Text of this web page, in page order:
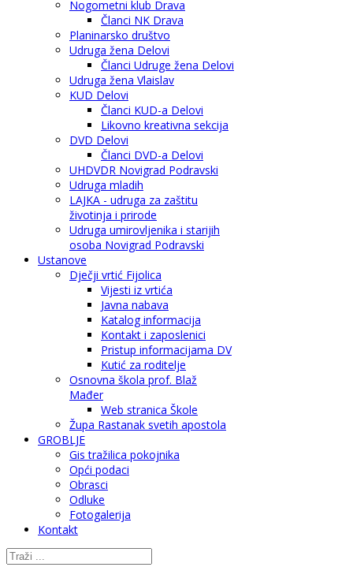
Nogometni klub Drava
Članci NK Drava
Planinarsko društvo
Udruga žena Delovi
Članci Udruge žena Delovi
Udruga žena Vlaislav
KUD Delovi
Članci KUD-a Delovi
Likovno kreativna sekcija
DVD Delovi
Članci DVD-a Delovi
UHDVDR Novigrad Podravski
Udruga mladih
LAJKA - udruga za zaštitu
životinja i prirode
Udruga umirovljenika i starijih
osoba Novigrad Podravski
Ustanove
Dječji vrtić Fijolica
Vijesti iz vrtića
Javna nabava
Katalog informacija
Kontakt i zaposlenici
Pristup informacijama DV
Kutić za roditelje
Osnovna škola prof. Blaž
Mađer
Web stranica Škole
Župa Rastanak svetih apostola
GROBLJE
Gis tražilica pokojnika
Opći podaci
Obrasci
Odluke
Fotogalerija
Kontakt